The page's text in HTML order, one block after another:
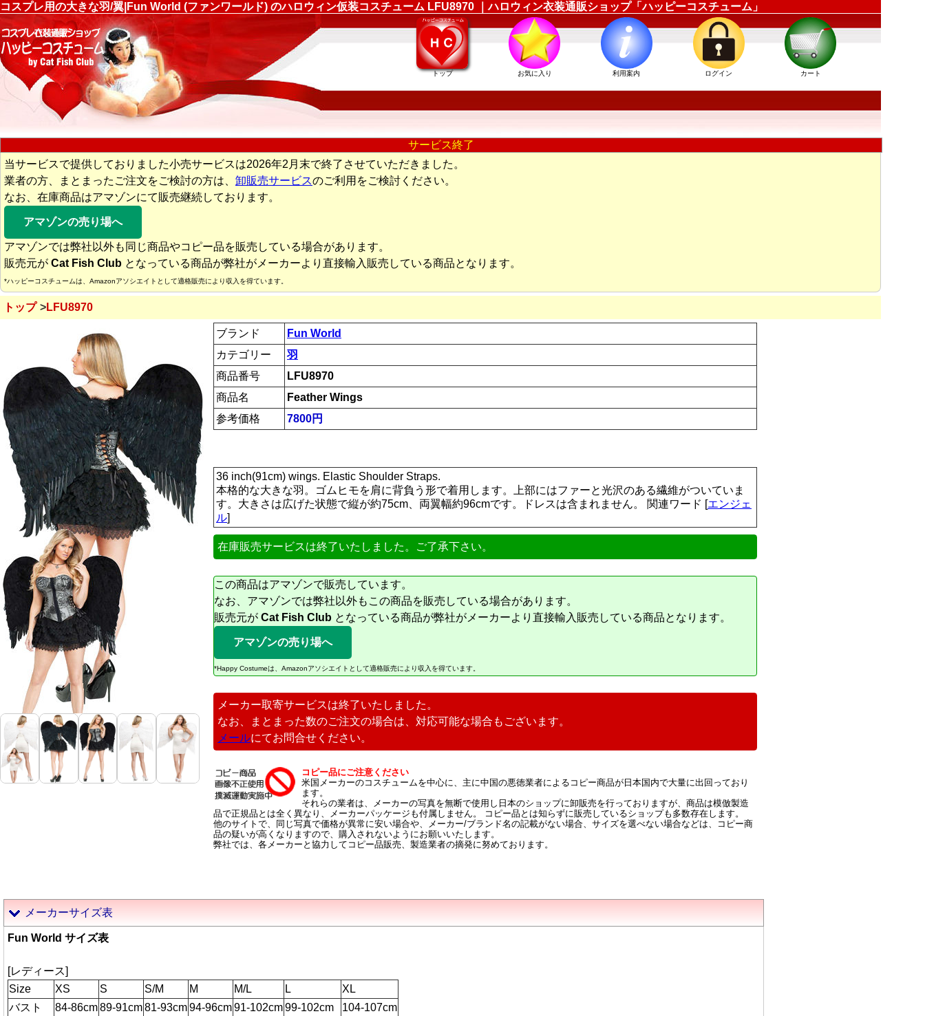
コスプレ用の大きな羽/翼|Fun World (ファンワールド) のハロウィン仮装コスチューム LFU8970 ｜ハロウィン衣装通販ショップ「ハッピーコスチューム」
トップ お気に入り 利用案内 ログイン カート
サービス終了
当サービスで提供しておりました小売サービスは2026年2月末で終了させていただきました。
業者の方、まとまったご注文をご検討の方は、 卸販売サービスのご利用をご検討ください。
なお、在庫商品はアマゾンにて販売継続しております。
アマゾンの売り場へ
アマゾンでは弊社以外も同じ商品やコピー品を販売している場合があります。
販売元が Cat Fish Club となっている商品が弊社がメーカーより直接輸入販売している商品となります。
*ハッピーコスチュームは、Amazonアソシエイトとして適格販売により収入を得ています。
トップ LFU8970
ブランド
Fun World
カテゴリー
羽
商品番号
LFU8970
商品名
Feather Wings
参考価格
7800円
36 inch(91cm) wings. Elastic Shoulder Straps.
本格的な大きな羽。ゴムヒモを肩に背負う形で着用します。上部にはファーと光沢のある繊維がついていま
す。大きさは広げた状態で縦が約75cm、両翼幅約96cmです。ドレスは含まれません。 関連ワード [エンジェ
ル]
在庫販売サービスは終了いたしました。ご了承下さい。
この商品はアマゾンで販売しています。
なお、アマゾンでは弊社以外もこの商品を販売している場合があります。
販売元が Cat Fish Club となっている商品が弊社がメーカーより直接輸入販売している商品となります。
アマゾンの売り場へ
*Happy Costumeは、Amazonアソシエイトとして適格販売により収入を得ています。
メーカー取寄サービスは終了いたしました。
なお、まとまった数のご注文の場合は、対応可能な場合もございます。
メールにてお問合せください。
コピー品にご注意ください
米国メーカーのコスチュームを中心に、主に中国の悪徳業者によるコピー商品が日本国内で大量に出回っており
ます。
それらの業者は、メーカーの写真を無断で使用し日本のショップに卸販売を行っておりますが、商品は模倣製造
品で正規品とは全く異なり、メーカーパッケージも付属しません。 コピー品とは知らずに販売しているショップも多数存在します。
他のサイトで、同じ写真で価格が異常に安い場合や、メーカー/ブランド名の記載がない場合、サイズを選べない場合などは、コピー商
品の疑いが高くなりますので、購入されないようにお願いいたします。
弊社では、各メーカーと協力してコピー品販売、製造業者の摘発に努めております。
メーカーサイズ表
Fun World サイズ表
[レディース]
Size
XS S S/M M M/L L
XL
バスト
84-86cm89-91cm81-93cm94-96cm91-102cm99-102cm
104-107cm